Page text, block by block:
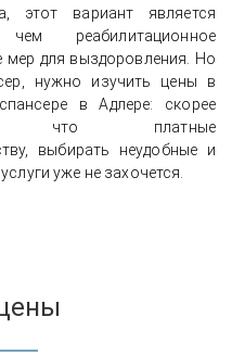
этот вариант является
реабилитационное
мер для выздоровления. Но
нужно изучить цены в
в Адлере: скорее
что платные
выбирать неудобные и
уже не захочется.